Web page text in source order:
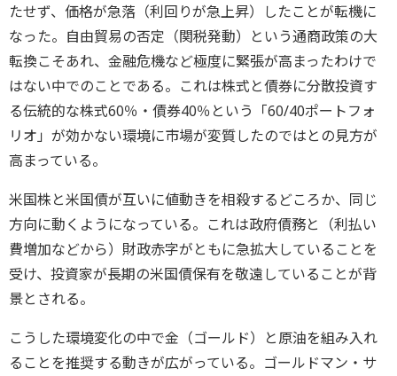
たせず、価格が急落（利回りが急上昇）したことが転機に
なった。自由貿易の否定（関税発動）という通商政策の大
転換こそあれ、金融危機など極度に緊張が高まったわけで
はない中でのことである。これは株式と債券に分散投資す
る伝統的な株式60％・債券40％という「60/40ポートフォ
リオ」が効かない環境に市場が変質したのではとの見方が
高まっている。
米国株と米国債が互いに値動きを相殺するどころか、同じ
方向に動くようになっている。これは政府債務と（利払い
費増加などから）財政赤字がともに急拡大していることを
受け、投資家が長期の米国債保有を敬遠していることが背
景とされる。
こうした環境変化の中で金（ゴールド）と原油を組み入れ
ることを推奨する動きが広がっている。ゴールドマン・サ